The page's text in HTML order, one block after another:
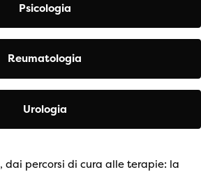
Psicologia
Reumatologia
Urologia
dai percorsi di cura alle terapie: la